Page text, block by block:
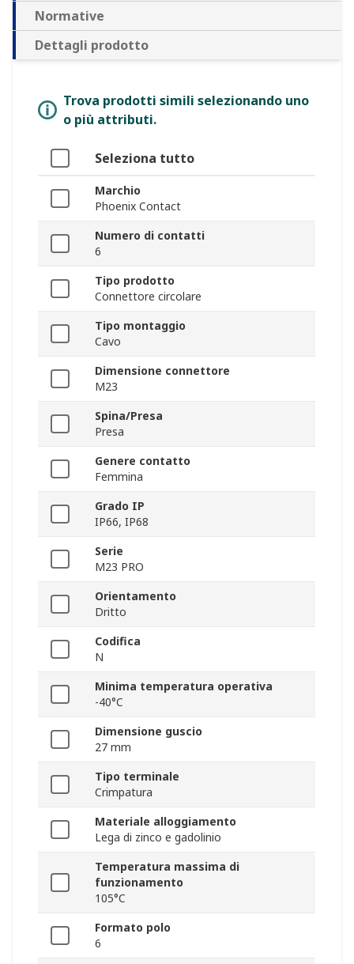
Normative
Dettagli prodotto
Trova prodotti simili selezionando uno
o più attributi.
Seleziona tutto
Marchio
Phoenix Contact
Numero di contatti
6
Tipo prodotto
Connettore circolare
Tipo montaggio
Cavo
Dimensione connettore
M23
Spina/Presa
Presa
Genere contatto
Femmina
Grado IP
IP66, IP68
Serie
M23 PRO
Orientamento
Dritto
Codifica
N
Minima temperatura operativa
-40°C
Dimensione guscio
27 mm
Tipo terminale
Crimpatura
Materiale alloggiamento
Lega di zinco e gadolinio
Temperatura massima di
funzionamento
105°C
Formato polo
6